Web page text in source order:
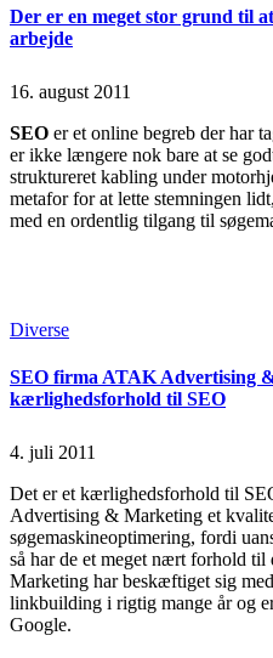
Der er en meget stor grund til
arbejde
16. august 2011
SEO er et online begreb der har
er ikke længere nok bare at se
struktureret kabling under
metafor for at lette stemningen
med en ordentlig tilgang til
Posted
Diverse
SEO firma ATAK Advertising
kærlighedsforhold til SEO
4. juli 2011
Det er et kærlighedsforhold til
Advertising & Marketing et
søgemaskineoptimering, fordi
så har de et meget nært forhold
Marketing har beskæftiget sig
linkbuilding i rigtig mange år og
Google.